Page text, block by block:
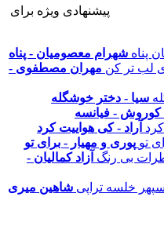
پیشنهادی ویژه برای
شهرام معصومیان - پناه
مهران مصطفوی -
سیا - دختر خوشگله
کوروش - فیانسه
آراد - کی هواییت کرد
پوری و مهیار - برای تو
آزاد کمالیان -
شاهین میری